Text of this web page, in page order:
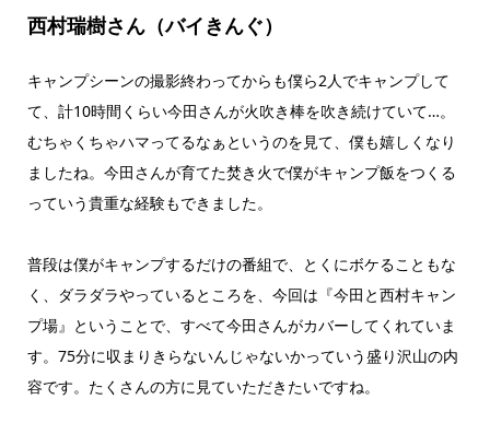
西村瑞樹さん（バイきんぐ）
キャンプシーンの撮影終わってからも僕ら2人でキャンプして
て、計10時間くらい今田さんが火吹き棒を吹き続けていて…。
むちゃくちゃハマってるなぁというのを見て、僕も嬉しくなり
ましたね。今田さんが育てた焚き火で僕がキャンプ飯をつくる
っていう貴重な経験もできました。
普段は僕がキャンプするだけの番組で、とくにボケることもな
く、ダラダラやっているところを、今回は『今田と西村キャン
プ場』ということで、すべて今田さんがカバーしてくれていま
す。75分に収まりきらないんじゃないかっていう盛り沢山の内
容です。たくさんの方に見ていただきたいですね。